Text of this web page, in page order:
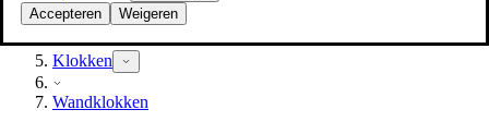
Accepteren
Weigeren
Decoratie
Klokken
Wandklokken